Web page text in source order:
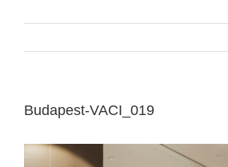
Budapest-VACI_019